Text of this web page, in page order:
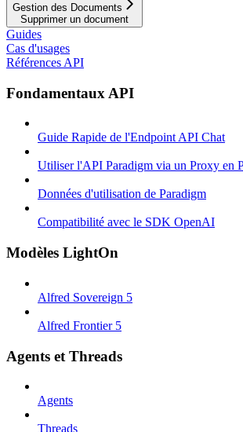
Gestion des Documents
Supprimer un document
Guides
Cas d'usages
Références API
Fondamentaux API
Guide Rapide de l'Endpoint API Chat
Utiliser l'API Paradigm via un Proxy en
Données d'utilisation de Paradigm
Compatibilité avec le SDK OpenAI
Modèles LightOn
Alfred Sovereign 5
Alfred Frontier 5
Agents et Threads
Agents
Threads